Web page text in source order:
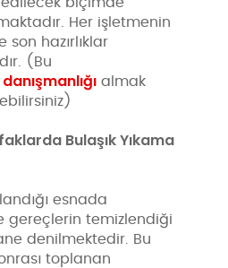
biçimde
Her işletmenin
son hazırlıklar
(Bu
almak
Bulaşık Yıkama
esnada
gereçlerin temizlendiği
denilmektedir. Bu
toplanan